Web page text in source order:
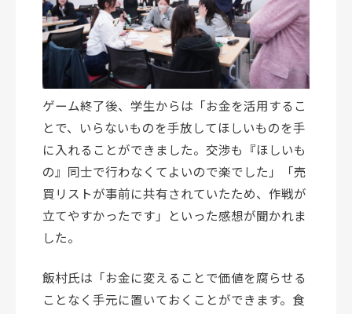
ゲーム終了後、学生からは「お金を活用するこ
とで、いらないものを手放してほしいものを手
に入れることができました。交渉も『ほしいも
の』同士で行わなくてよいので楽でした」「売
買リストが事前に共有されていたため、作戦が
立てやすかったです」といった感想が聞かれま
した。
飯村氏は「お金に変えることで価値を腐らせる
ことなく手元に置いておくことができます。食